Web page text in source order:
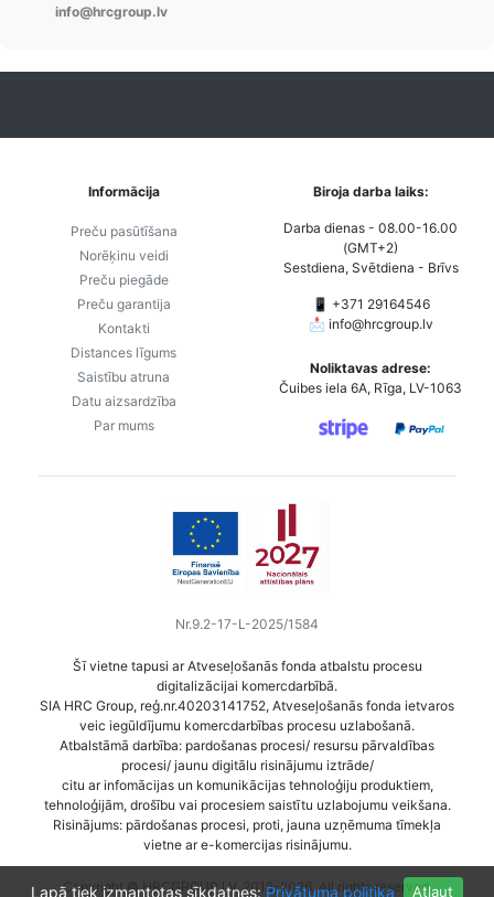
order u.c.
info@hrcgroup.lv
Lapā tiek izmantotas sīkdatnes: Privātuma politika Atļaut
Informācija
Preču pasūtīšana
Norēķinu veidi
Preču piegāde
Preču garantija
Kontakti
Distances līgums
Saistību atruna
Datu aizsardzība
Par mums
Biroja darba laiks:
Darba dienas - 08.00-16.00
(GMT+2)
Sestdiena, Svētdiena - Brīvs
📱 +371 29164546
📩 info@hrcgroup.lv
Noliktavas adrese:
Čuibes iela 6A, Rīga, LV-1063
Nr.9.2-17-L-2025/1584
Šī vietne tapusi ar Atveseļošanās fonda atbalstu procesu
digitalizācijai komercdarbībā.
SIA HRC Group, reģ.nr.40203141752, Atveseļošanās fonda ietvaros
veic iegūldījumu komercdarbības procesu uzlabošanā.
Atbalstāmā darbība: pardošanas procesi/ resursu pārvaldības
procesi/ jaunu digitālu risinājumu iztrāde/
citu ar infomācijas un komunikācijas tehnoloģiju produktiem,
tehnoloģijām, drošību vai procesiem saistītu uzlabojumu veikšana.
Risinājums: pārdošanas procesi, proti, jauna uzņēmuma tīmekļa
vietne ar e-komercijas risinājumu.
Copyright © HRCGROUP.LV, 2018-2026. All rights reserved.